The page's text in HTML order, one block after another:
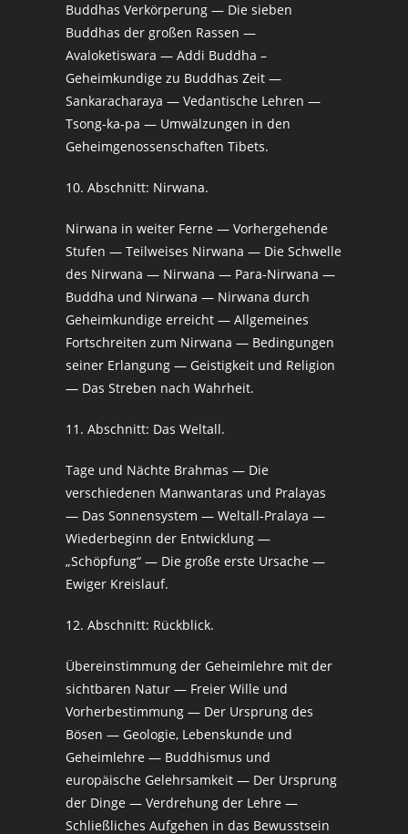
Buddhas Verkörperung — Die sieben
Buddhas der großen Rassen —
Avaloketiswara — Addi Buddha –
Geheimkundige zu Buddhas Zeit —
Sankaracharaya — Vedantische Lehren —
Tsong-ka-pa — Umwälzungen in den
Geheimgenossenschaften Tibets.
10. Abschnitt: Nirwana.
Nirwana in weiter Ferne — Vorhergehende
Stufen — Teilweises Nirwana — Die Schwelle
des Nirwana — Nirwana — Para-Nirwana —
Buddha und Nirwana — Nirwana durch
Geheimkundige erreicht — Allgemeines
Fortschreiten zum Nirwana — Bedingungen
seiner Erlangung — Geistigkeit und Religion
— Das Streben nach Wahrheit.
11. Abschnitt: Das Weltall.
Tage und Nächte Brahmas — Die
verschiedenen Manwantaras und Pralayas
— Das Sonnensystem — Weltall-Pralaya —
Wiederbeginn der Entwicklung —
„Schöpfung“ — Die große erste Ursache —
Ewiger Kreislauf.
12. Abschnitt: Rückblick.
Übereinstimmung der Geheimlehre mit der
sichtbaren Natur — Freier Wille und
Vorherbestimmung — Der Ursprung des
Bösen — Geologie, Lebenskunde und
Geheimlehre — Buddhismus und
europäische Gelehrsamkeit — Der Ursprung
der Dinge — Verdrehung der Lehre —
Schließliches Aufgehen in das Bewusstsein